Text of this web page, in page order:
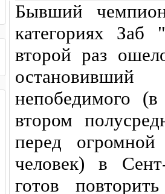
Бывший
категориях
второй раз
непобедимого
втором
перед
человек) в
готов